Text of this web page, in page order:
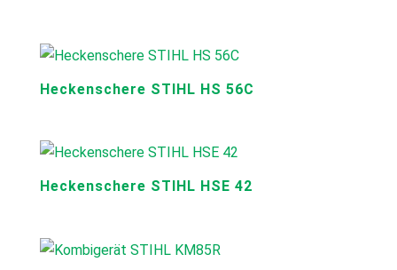
Heckenschere STIHL HS 56C
Heckenschere STIHL HSE 42